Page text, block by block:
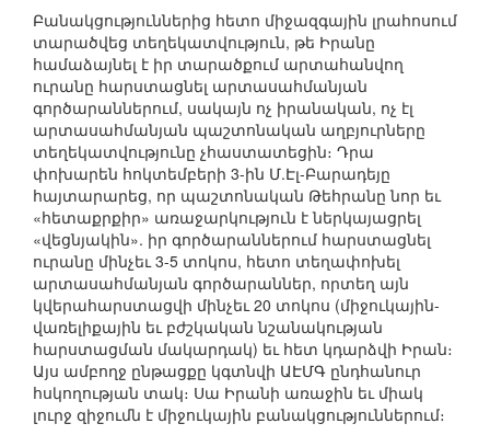
Բանակցություններից հետո միջազգային լրահոսում
տարածվեց տեղեկատվություն, թե Իրանը
համաձայնել է իր տարածքում արտահանվող
ուրանը հարստացնել արտասահմանյան
գործարաններում, սակայն ոչ իրանական, ոչ էլ
արտասահմանյան պաշտոնական աղբյուրները
տեղեկատվությունը չհաստատեցին։ Դրա
փոխարեն հոկտեմբերի 3-ին Մ.Էլ-Բարադեյը
հայտարարեց, որ պաշտոնական Թեհրանը նոր եւ
«հետաքրքիր» առաջարկություն է ներկայացրել
«վեցնյակին». իր գործարաններում հարստացնել
ուրանը մինչեւ 3-5 տոկոս, հետո տեղափոխել
արտասահմանյան գործարաններ, որտեղ այն
կվերահարստացվի մինչեւ 20 տոկոս (միջուկային-
վառելիքային եւ բժշկական նշանակության
հարստացման մակարդակ) եւ հետ կդարձվի Իրան։
Այս ամբողջ ընթացքը կգտնվի ԱԷՄԳ ընդհանուր
հսկողության տակ։ Սա Իրանի առաջին եւ միակ
լուրջ զիջումն է միջուկային բանակցություններում։